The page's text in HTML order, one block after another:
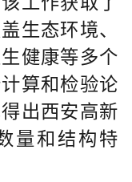
生态环境、
健康等多个
算和检验论
出西安高新
量和结构特